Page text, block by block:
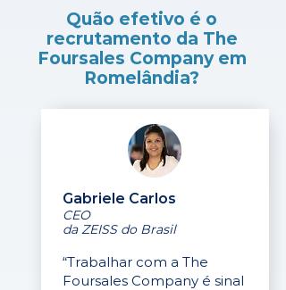
Quão efetivo é o
recrutamento da The
Foursales Company em
Romelândia?
Gabriele Carlos
CEO
da ZEISS do Brasil
“Trabalhar com a The
Foursales Company é sinal